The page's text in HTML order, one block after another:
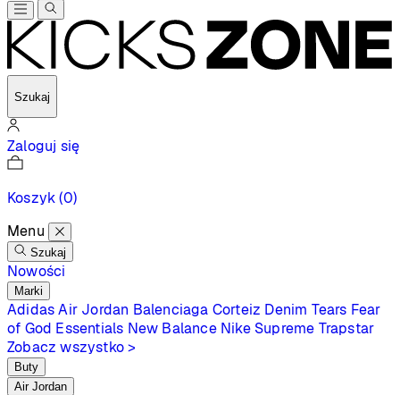
Szukaj
Zaloguj się
Koszyk(0)
Menu
Szukaj
Nowości
Marki
Adidas Air Jordan Balenciaga Corteiz Denim Tears Fear
of God Essentials New Balance Nike Supreme Trapstar
Zobacz wszystko >
Buty
Air Jordan